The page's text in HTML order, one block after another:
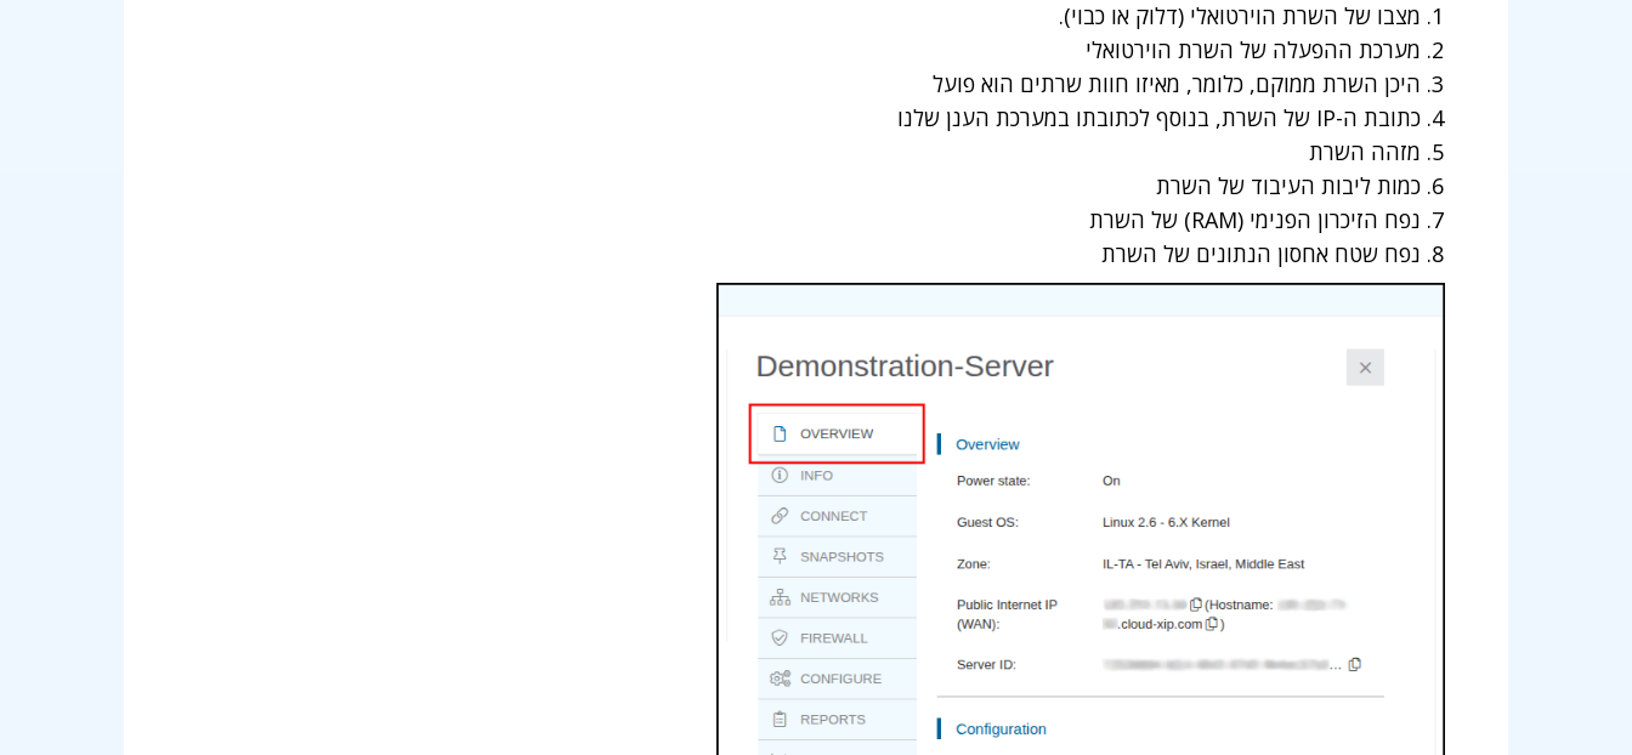
מצבו של השרת הוירטואלי (דלוק או כבוי).
מערכת ההפעלה של השרת הוירטואלי
היכן השרת ממוקם, כלומר, מאיזו חוות שרתים הוא פועל
כתובת ה-IP של השרת, בנוסף לכתובתו במערכת הענן שלנו
מזהה השרת
כמות ליבות העיבוד של השרת
נפח הזיכרון הפנימי (RAM) של השרת
נפח שטח אחסון הנתונים של השרת